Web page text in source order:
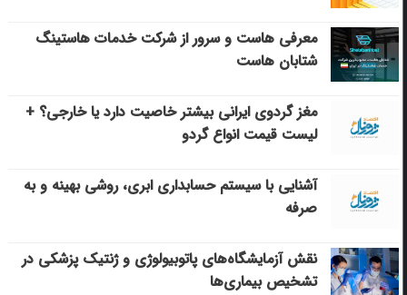
معرفی هاست و سرور از شرکت خدمات هاستینگ
شتابان هاست
مغز گردوی ایرانی بیشتر خاصیت دارد یا خارجی؟ +
لیست قیمت انواع گردو
آشنایی با سیستم حسابداری ابری، روشی بهینه و به
صرفه
نقش آزمایشگاه‌های پاتوبیولوژی و ژنتیک پزشکی در
تشخیص بیماری‌ها